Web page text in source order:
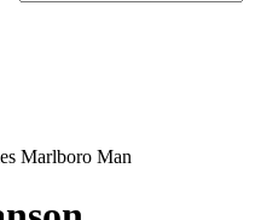
Marlboro Man